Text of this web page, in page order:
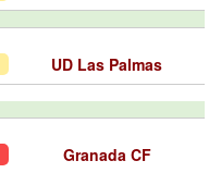
UD Las Palmas
Granada CF